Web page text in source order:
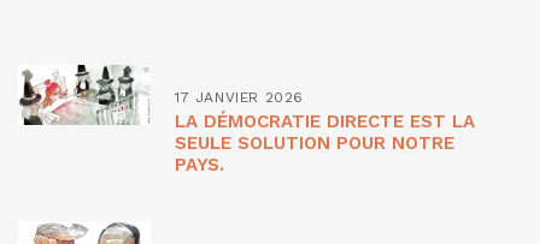
17 JANVIER 2026
LA DÉMOCRATIE DIRECTE EST LA
SEULE SOLUTION POUR NOTRE
PAYS.